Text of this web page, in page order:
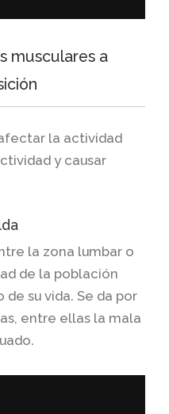
musculares a
la actividad
y causar
la zona lumbar o
de la población
su vida. Se da por
entre ellas la mala